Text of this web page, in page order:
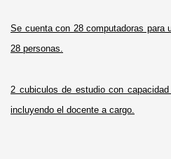
Se cuenta con 28 computadoras para
28 personas.
2 cubiculos de estudio con
incluyendo el docente a cargo.